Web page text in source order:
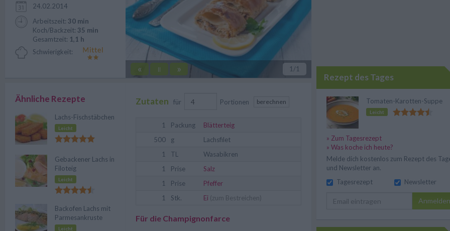
« || » 1 /1
24.02.2014
Arbeitszeit: 30 min
Koch/Backzeit: 35 min
Gesamtzeit: 1,1 h
Schwierigkeit:
Zutaten für Portionen berechnen
1 Packung
Blätterteig
500
g
Lachsfilet
1
TL
Wasabikren
1
Prise
Salz
1
Prise
Pfeffer
1
Stk. Ei (zum Bestreichen)
Für die Champignonfarce
Ähnliche Rezepte
Lachs-Fischstäbchen
Leicht
Gebackener Lachs in
Filoteig
Leicht
Backofen Lachs mit
Parmesankruste
Leicht
Rezept des Tages
Tomaten-Karotten-Suppe
Leicht
» Zum Tagesrezept
» Was koche ich heute?
Melde dich kostenlos zum Rezept des
und Newsletter an.
Tagesrezept
Newsletter
Anmelden